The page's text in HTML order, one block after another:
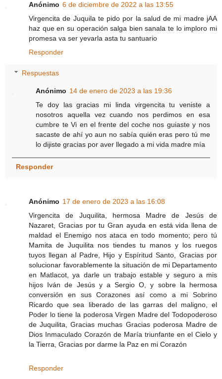
Anónimo 6 de diciembre de 2022 a las 13:55
Virgencita de Juquila te pido por la salud de mi madre jAA
haz que en su operación salga bien sanala te lo imploro mi
promesa va ser yevarla asta tu santuario
Responder
Respuestas
Anónimo 14 de enero de 2023 a las 19:36
Te doy las gracias mi linda virgencita tu veniste a
nosotros aquella vez cuando nos perdimos en esa
cumbre te Vi en el frente del coche nos guiaste y nos
sacaste de ahí yo aun no sabía quién eras pero tú me
lo dijiste gracias por aver llegado a mi vida madre mía
Responder
Anónimo 17 de enero de 2023 a las 16:08
Virgencita de Juquilita, hermosa Madre de Jesús de
Nazaret, Gracias por tu Gran ayuda en está vida llena de
maldad el Enemigo nos ataca en todo momento; pero tú
Mamita de Juquilita nos tiendes tu manos y los ruegos
tuyos llegan al Padre, Hijo y Espíritud Santo, Gracias por
solucionar favorablemente la situación de mi Departamento
en Matlacot, ya darle un trabajo estable y seguro a mis
hijos Iván de Jesús y a Sergio O, y sobre la hermosa
conversión en sus Corazones así como a mi Sobrino
Ricardo que sea liberado de las garras del maligno, el
Poder lo tiene la poderosa Virgen Madre del Todopoderoso
de Juquilita, Gracias muchas Gracias poderosa Madre de
Dios Inmaculado Corazón de María triunfante en el Cielo y
la Tierra, Gracias por darme la Paz en mi Corazón
Responder